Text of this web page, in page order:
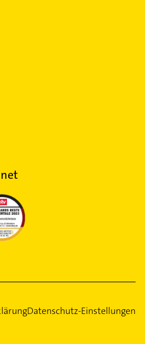
Datenschutz-Einstellungen